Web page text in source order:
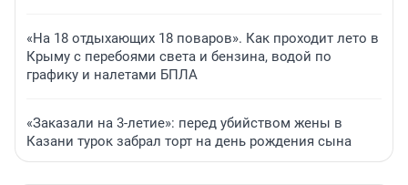
«На 18 отдыхающих 18 поваров». Как проходит лето в
Крыму с перебоями света и бензина, водой по
графику и налетами БПЛА
«Заказали на 3-летие»: перед убийством жены в
Казани турок забрал торт на день рождения сына